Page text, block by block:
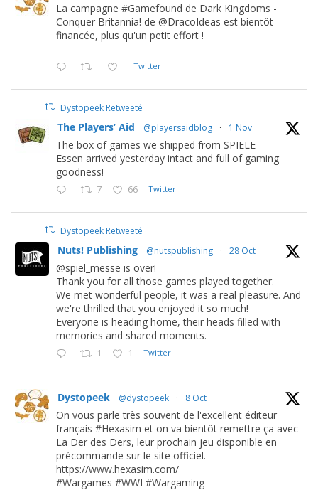
La campagne #Gamefound de Dark Kingdoms -
Conquer Britannia! de @DracoIdeas est bientôt
financée, plus qu'un petit effort !
Twitter
Dystopeek Retweeté
The Players’ Aid @playersaidblog · 1 Nov
The box of games we shipped from SPIELE
Essen arrived yesterday intact and full of gaming
goodness!
7 66 Twitter
Dystopeek Retweeté
Nuts! Publishing @nutspublishing · 28 Oct
@spiel_messe is over!
Thank you for all those games played together.
We met wonderful people, it was a real pleasure. And
we're thrilled that you enjoyed it so much!
Everyone is heading home, their heads filled with
memories and shared moments.
1 1 Twitter
Dystopeek @dystopeek · 8 Oct
On vous parle très souvent de l'excellent éditeur
français #Hexasim et on va bientôt remettre ça avec
La Der des Ders, leur prochain jeu disponible en
précommande sur le site officiel.
https://www.hexasim.com/
#Wargames #WWI #Wargaming